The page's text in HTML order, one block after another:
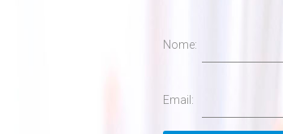
Nome:
Email: